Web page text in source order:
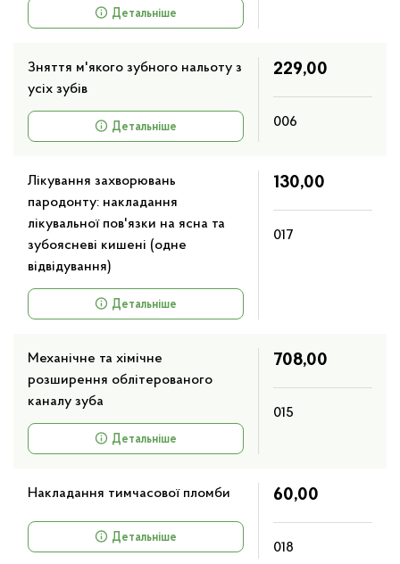
Інші послуги
Детальніше
Зняття м'якого зубного нальоту з
усіх зубів
229,00
006
Детальніше
Лікування захворювань
пародонту: накладання
лікувальної пов'язки на ясна та
зубоясневі кишені (одне
відвідування)
130,00
017
Детальніше
Механічне та хімічне
розширення облітерованого
каналу зуба
708,00
015
Детальніше
Накладання тимчасової пломби 60,00
018
Детальніше